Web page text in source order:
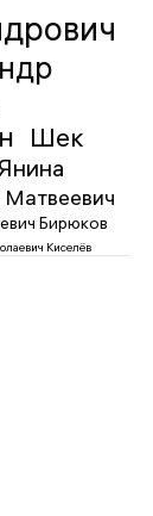
Шек
Бирюков
Киселёв